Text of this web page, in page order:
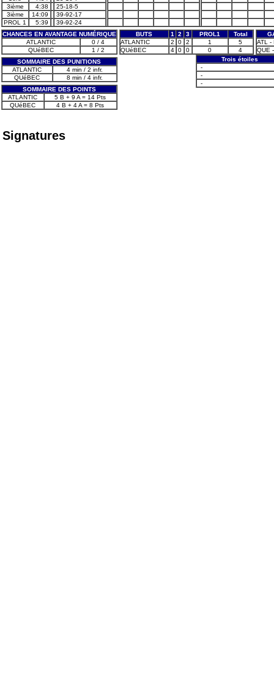
3ième
4:38
25-18-5
3ième
14:09
39-92-17
PROL 1
5:39
39-92-24
CHANCES EN AVANTAGE NUMÉRIQUE
ATLANTIC
0 / 4
QUéBEC
1 / 2
SOMMAIRE DES PUNITIONS
ATLANTIC
4 min / 2 infr.
QUéBEC
8 min / 4 infr.
SOMMAIRE DES POINTS
ATLANTIC
5 B + 9 A = 14 Pts
QUéBEC
4 B + 4 A = 8 Pts
BUTS 1 2 3 PROL1
Total
ATLANTIC
2 0 2 1
5
QUéBEC
4 0 0 0 4
ATL -
QUE
Trois étoiles
-
-
-
Signatures